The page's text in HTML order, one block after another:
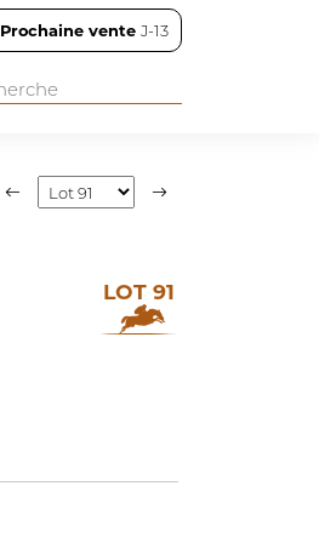
Prochaine vente J-13
LOT 91